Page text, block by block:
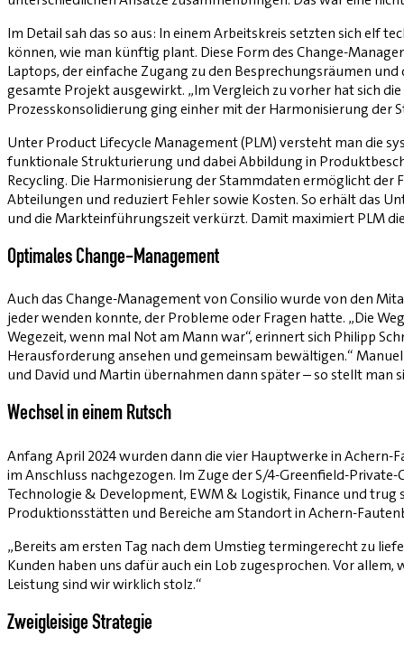
Im Detail sah das so aus: In einem Arbeitskreis setzten sich elf
können, wie man künftig plant. Diese Form des Change-
Laptops, der einfache Zugang zu den Besprechungsräumen
gesamte Projekt ausgewirkt. „Im Vergleich zu vorher hat sich
Prozesskonsolidierung ging einher mit der Harmonisierung der
Unter Product Lifecycle Management (PLM) versteht man die
funktionale Strukturierung und dabei Abbildung in
Recycling. Die Harmonisierung der Stammdaten ermöglicht
Abteilungen und reduziert Fehler sowie Kosten. So erhält das
und die Markteinführungszeit verkürzt. Damit maximiert PLM
Optimales Change-Management
Auch das Change-Management von Consilio wurde von den
jeder wenden konnte, der Probleme oder Fragen hatte. „Die
Wegezeit, wenn mal Not am Mann war“, erinnert sich Philipp
Herausforderung ansehen und gemeinsam bewältigen.“
und David und Martin übernahmen dann später – so stellt man
Wechsel in einem Rutsch
Anfang April 2024 wurden dann die vier Hauptwerke in
im Anschluss nachgezogen. Im Zuge der S/4-Greenfield-
Technologie & Development, EWM & Logistik, Finance und
Produktions­stätten und Bereiche am Standort in Achern-
„Bereits am ersten Tag nach dem Umstieg termingerecht zu
Kunden haben uns dafür auch ein Lob zugesprochen. Vor
Leistung sind wir wirklich stolz.“
Zweigleisige Strategie